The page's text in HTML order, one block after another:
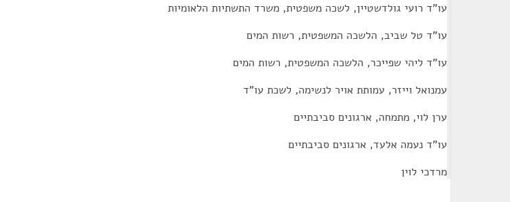
עו"ד רועי גולדשטיין, לשכה משפטית, משרד התשתיות הלאומיות
עו"ד טל שביב, הלשכה המשפטית, רשות המים
עו"ד ליהי שפייכר, הלשכה המשפטית, רשות המים
עמנואל וייזר, עמותת אויר לנשימה, לשכת עו"ד
ערן לוי, מתמחה, ארגונים סביבתיים
עו"ד נעמה אלעד, ארגונים סביבתיים
מרדכי לוין